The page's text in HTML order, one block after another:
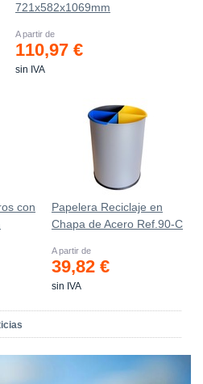
721х582х1069mm
A partir de
110,97 €
sin IVA
con
Papelera Reciclaje en
Chapa de Acero Ref.90-C
A partir de
39,82 €
sin IVA